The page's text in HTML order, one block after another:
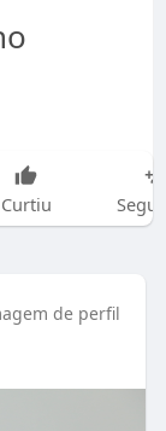
Curtiu
de perfil